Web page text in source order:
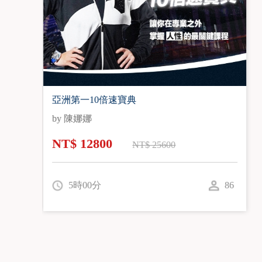
A級人脈經營寶典
by 李康瑞
NT$ 12800 NT$ 22800
5時51分 68